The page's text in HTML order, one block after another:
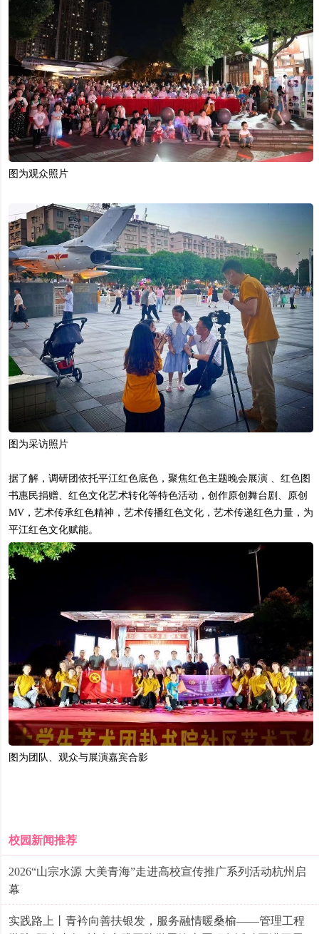
图为观众照片
图为采访照片
据了解，调研团依托平江红色底色，聚焦红色主题晚会展演 、红色图
书惠民捐赠、红色文化艺术转化等特色活动，创作原创舞台剧、原创
MV，艺术传承红色精神，艺术传播红色文化，艺术传递红色力量，为
平江红色文化赋能。
图为团队、观众与展演嘉宾合影
校园新闻推荐
2026“山宗水源 大美青海”走进高校宣传推广系列活动杭州启
幕
实践路上丨青衿向善扶银发，服务融情暖桑榆——管理工程